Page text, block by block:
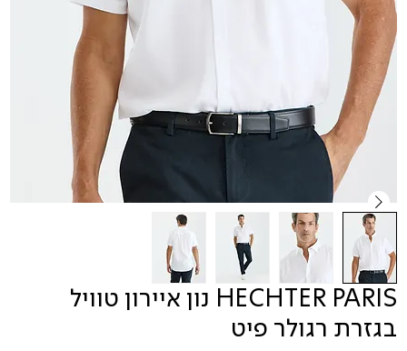
HECHTER PARIS נון איירון טוויל
בגזרת רגולר פיט